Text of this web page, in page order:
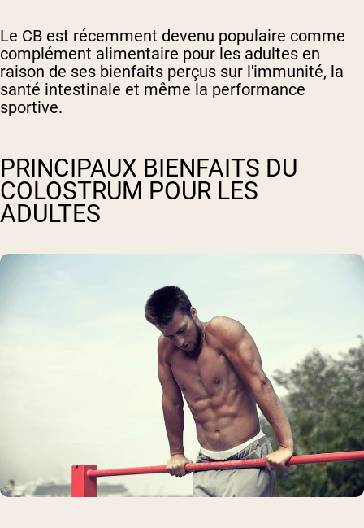
Le CB est récemment devenu populaire comme
complément alimentaire pour les adultes en
raison de ses bienfaits perçus sur l'immunité, la
santé intestinale et même la performance
sportive.
PRINCIPAUX BIENFAITS DU
COLOSTRUM POUR LES
ADULTES